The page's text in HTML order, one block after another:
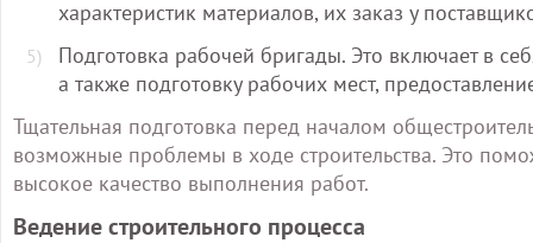
характеристик материалов, их заказ у
Подготовка рабочей бригады. Это включает в
а также подготовку рабочих мест,
Тщательная подготовка перед началом
возможные проблемы в ходе строительства. Это
высокое качество выполнения работ.
Ведение строительного процесса